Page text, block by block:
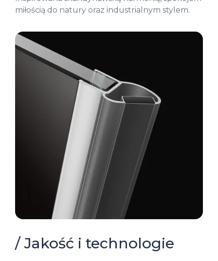
miłością do natury oraz industrialnym stylem.
/ Jakość i technologie